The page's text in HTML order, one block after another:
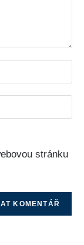
stránku